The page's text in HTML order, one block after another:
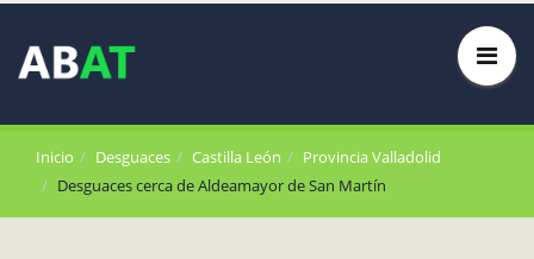
Inicio Desguaces Castilla León
Provincia Valladolid
Desguaces cerca de Aldeamayor de San Martín